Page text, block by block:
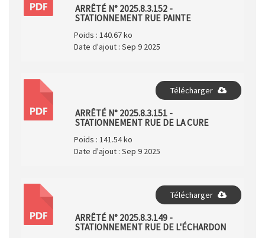
PDF
ARRÊTÉ N° 2025.8.3.152 -
STATIONNEMENT RUE PAINTE
Poids : 140.67 ko
Date d'ajout : Sep 9 2025
PDF
Télécharger
ARRÊTÉ N° 2025.8.3.151 -
STATIONNEMENT RUE DE LA CURE
Poids : 141.54 ko
Date d'ajout : Sep 9 2025
PDF
Télécharger
ARRÊTÉ N° 2025.8.3.149 -
STATIONNEMENT RUE DE L'ÉCHARDON